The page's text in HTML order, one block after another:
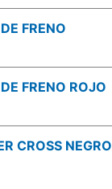
FRENO
FRENO ROJO
CROSS NEGRO